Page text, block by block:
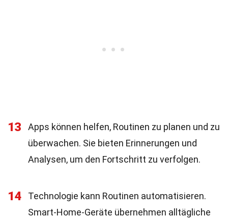
13
Apps können helfen, Routinen zu planen und zu
überwachen. Sie bieten Erinnerungen und
Analysen, um den Fortschritt zu verfolgen.
14
Technologie kann Routinen automatisieren.
Smart-Home-Geräte übernehmen alltägliche